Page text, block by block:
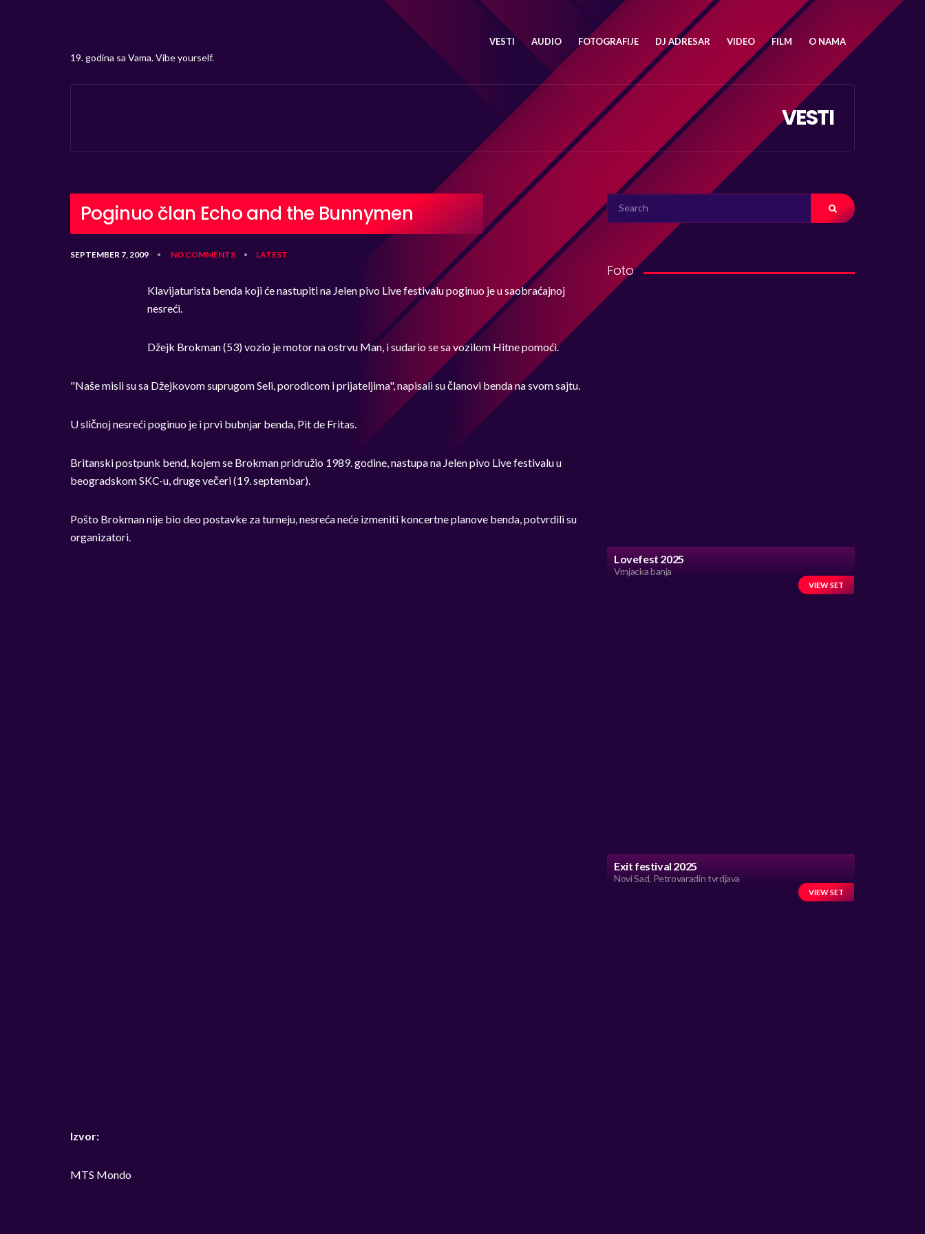
19. godina sa Vama. Vibe yourself.
VESTI AUDIO FOTOGRAFIJE DJ ADRESAR VIDEO FILM O NAMA
VESTI
Poginuo član Echo and the Bunnymen
SEPTEMBER 7, 2009 • NO COMMENTS • LATEST
Klavijaturista benda koji će nastupiti na Jelen pivo Live festivalu poginuo je u saobraćajnoj
nesreći.
Džejk Brokman (53) vozio je motor na ostrvu Man, i sudario se sa vozilom Hitne pomoći.
"Naše misli su sa Džejkovom suprugom Seli, porodicom i prijateljima", napisali su članovi benda na svom sajtu.
U sličnoj nesreći poginuo je i prvi bubnjar benda, Pit de Fritas.
Britanski postpunk bend, kojem se Brokman pridružio 1989. godine, nastupa na Jelen pivo Live festivalu u
beogradskom SKC-u, druge večeri (19. septembar).
Pošto Brokman nije bio deo postavke za turneju, nesreća neće izmeniti koncertne planove benda, potvrdili su
organizatori.
Izvor:
MTS Mondo
SEARCH
FOR:
Foto
Lovefest 2025
Vrnjacka banja
VIEW SET
Exit festival 2025
Novi Sad, Petrovaradin tvrdjava
VIEW SET